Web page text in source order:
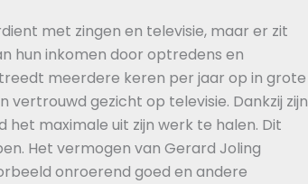
met zingen en televisie, maar er zit
hun inkomen door optredens en
meerdere keren per jaar op in grote
gezicht op televisie. Dankzij zijn
het maximale uit zijn werk te halen. Dit
Het vermogen van Gerard Joling
onroerend goed en andere